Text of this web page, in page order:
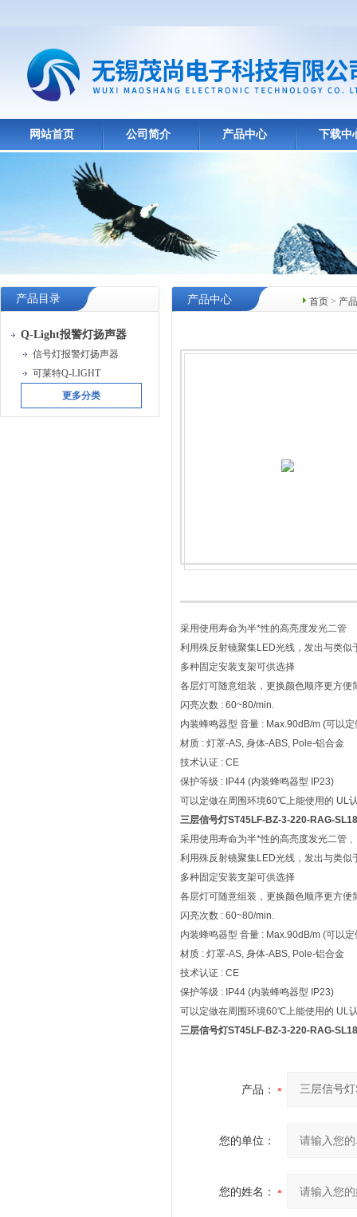
网站首页 公司简介 产品中心 下载中
产品目录
Q-Light报警灯扬声器
信号灯报警灯扬声器
可莱特Q-LIGHT
更多分类
首页 > 产
产品中心
采用使用寿命为半*性的高亮度发光二管
利用殊反射镜聚集LED光线，发出与类
多种固定安装支架可供选择
各层灯可随意组装，更换颜色顺序更方便
闪亮次数 : 60~80/min.
内装蜂鸣器型 音量 : Max.90dB/m (可以
材质 : 灯罩-AS, 身体-ABS, Pole-铝合金
技术认证 : CE
保护等级 : IP44 (内装蜂鸣器型 IP23)
可以定做在周围环境60℃上能使用的 UL
三层信号灯ST45LF-BZ-3-220-RAG-
采用使用寿命为半*性的高亮度发光二管
利用殊反射镜聚集LED光线，发出与类
多种固定安装支架可供选择
各层灯可随意组装，更换颜色顺序更方便
闪亮次数 : 60~80/min.
内装蜂鸣器型 音量 : Max.90dB/m (可以
材质 : 灯罩-AS, 身体-ABS, Pole-铝合金
技术认证 : CE
保护等级 : IP44 (内装蜂鸣器型 IP23)
可以定做在周围环境60℃上能使用的 UL
三层信号灯ST45LF-BZ-3-220-RAG-
产品：
您的单位：
您的姓名：